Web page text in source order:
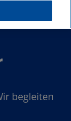
begleiten